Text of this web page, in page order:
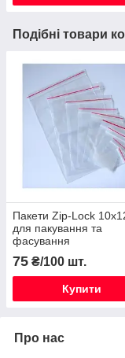
Подібні товари
Пакети Zip-Lock
для пакування та
фасування
75 ₴/100 шт.
Купити
Про нас